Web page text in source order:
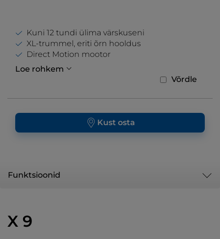
Kuni 12 tundi ülima värskuseni
XL-trummel, eriti õrn hooldus
Direct Motion mootor
Loe rohkem
Võrdle
Kust osta
Funktsioonid
X 9